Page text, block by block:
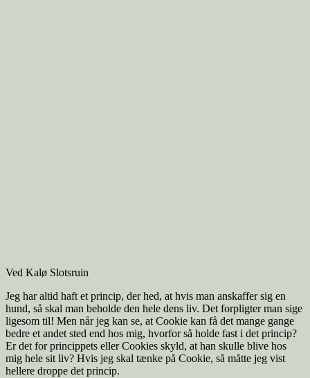
Ved Kalø Slotsruin
Jeg har altid haft et princip, der hed, at hvis man anskaffer sig en
hund, så skal man beholde den hele dens liv. Det forpligter man sige
ligesom til! Men når jeg kan se, at Cookie kan få det mange gange
bedre et andet sted end hos mig, hvorfor så holde fast i det princip?
Er det for princippets eller Cookies skyld, at han skulle blive hos
mig hele sit liv? Hvis jeg skal tænke på Cookie, så måtte jeg vist
hellere droppe det princip.